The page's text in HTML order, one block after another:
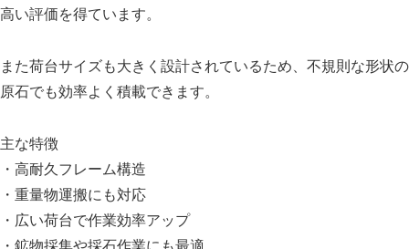
高い評価を得ています。
また荷台サイズも大きく設計されているため、不規則な形状の
原石でも効率よく積載できます。
主な特徴
・高耐久フレーム構造
・重量物運搬にも対応
・広い荷台で作業効率アップ
・鉱物採集や採石作業にも最適